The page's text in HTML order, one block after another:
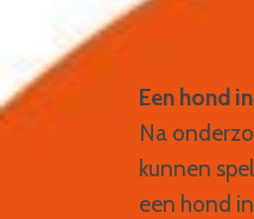
Een hond
Na
kunnen
een hond